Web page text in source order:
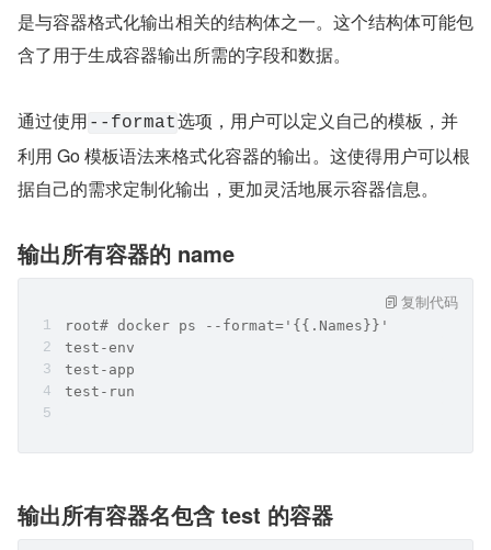
是与容器格式化输出相关的结构体之一。这个结构体可能包
含了用于生成容器输出所需的字段和数据。
通过使用 --format选项，用户可以定义自己的模板，并
利用 Go 模板语法来格式化容器的输出。这使得用户可以根
据自己的需求定制化输出，更加灵活地展示容器信息。
输出所有容器的 name
root# docker ps --format='{{.Names}}'
test-env
test-app
test-run
复制代码
输出所有容器名包含 test 的容器